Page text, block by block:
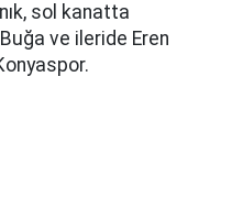
sol kanatta
ve ileride Eren